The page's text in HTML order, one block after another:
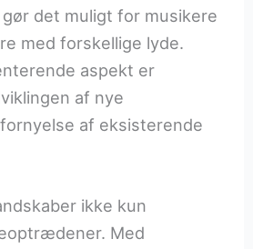
det muligt for musikere
med forskellige lyde.
aspekt er
af nye
af eksisterende
ikke kun
Med